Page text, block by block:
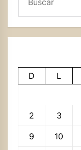
D L
2 3
9 10